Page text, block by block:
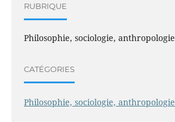
RUBRIQUE
Philosophie, sociologie, anthropologie
CATÉGORIES
Philosophie, sociologie, anthropologie